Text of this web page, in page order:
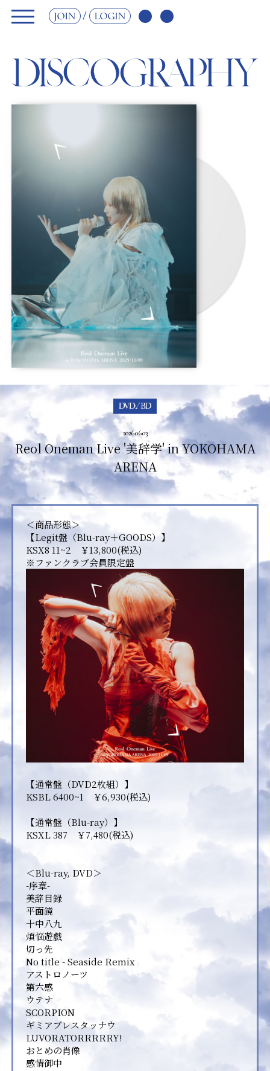
JOIN LOGIN
2026.06.03
Reol Oneman Live '美辞学' in YOKOHAMA
ARENA
＜商品形態＞
【Legit盤（Blu-ray＋GOODS）】
KSX8 11~2 ￥13,800(税込)
※ファンクラブ会員限定盤
【通常盤（DVD2枚組）】
KSBL 6400~1 ￥6,930(税込)
【通常盤（Blu-ray）】
KSXL 387 ￥7,480(税込)
＜Blu-ray, DVD＞
-序章-
美辞目録
平面鏡
十中八九
煩悩遊戯
切っ先
No title - Seaside Remix
アストロノーツ
第六感
ウテナ
SCORPION
ギミアブレスタッナウ
LUVORATORRRRRY!
おとめの肖像
感情御中